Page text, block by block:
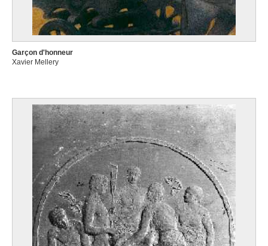
Garçon d'honneur
Xavier Mellery